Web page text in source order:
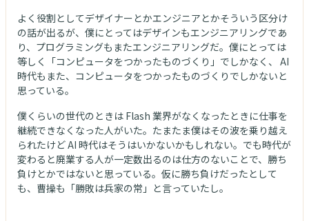
よく役割としてデザイナーとかエンジニアとかそういう区分け
の話が出るが、僕にとってはデザインもエンジニアリングであ
り、プログラミングもまたエンジニアリングだ。僕にとっては
等しく「コンピュータをつかったものづくり」でしかなく、 AI
時代もまた、コンピュータをつかったものづくりでしかないと
思っている。
僕くらいの世代のときは Flash 業界がなくなったときに仕事を
継続できなくなった人がいた。たまたま僕はその波を乗り越え
られたけど AI 時代はそうはいかないかもしれない。でも時代が
変わると廃業する人が一定数出るのは仕方のないことで、勝ち
負けとかではないと思っている。仮に勝ち負けだったとして
も、曹操も「勝敗は兵家の常」と言っていたし。